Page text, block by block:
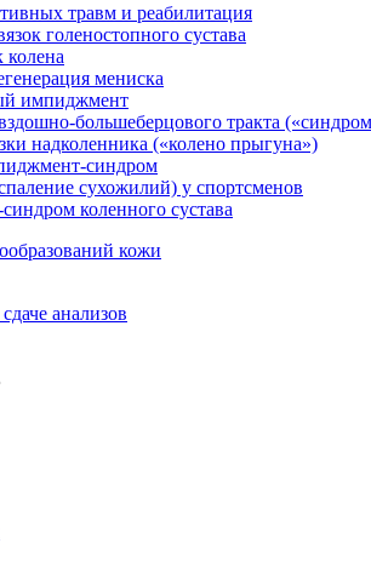
травм и реабилитация
голеностопного сустава
колена
мениска
импиджмент
большеберцового тракта
надколенника («колено прыгуна»)
синдром
сухожилий) у спортсменов
коленного сустава
кожи
анализов